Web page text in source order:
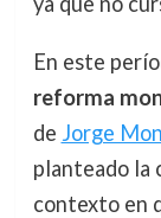
En este
reforma
de Jorge
planteado la
contexto en